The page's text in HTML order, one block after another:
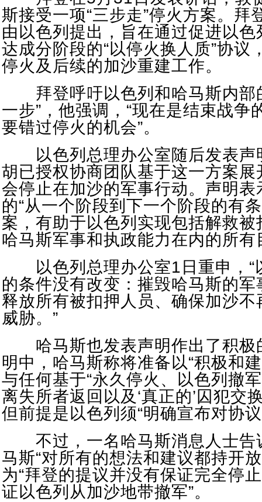
斯接受一项“三步走”停火方案。拜
由以色列提出，旨在通过促进以
达成分阶段的“以停火换人质”协议
停火及后续的加沙重建工作。
拜登呼吁以色列和哈马斯内部
一步”，他强调，“现在是结束战
要错过停火的机会”。
以色列总理办公室随后发表声
胡已授权协商团队基于这一方案
会停止在加沙的军事行动。声明表
的“从一个阶段到下一个阶段的有
案，有助于以色列实现包括解救
哈马斯军事和执政能力在内的所有
以色列总理办公室1日重申，“
的条件没有改变：摧毁哈马斯的
释放所有被扣押人员、确保加沙
威胁。”
哈马斯也发表声明作出了积极
明中，哈马斯称将准备以“积极和
与任何基于“永久停火、以色列撤
离失所者返回以及‘真正的’囚犯交
但前提是以色列须“明确宣布对协
不过，一名哈马斯消息人士告
马斯“对所有的想法和建议都持开
为“拜登的提议并没有保证完全停
证以色列从加沙地带撤军”。